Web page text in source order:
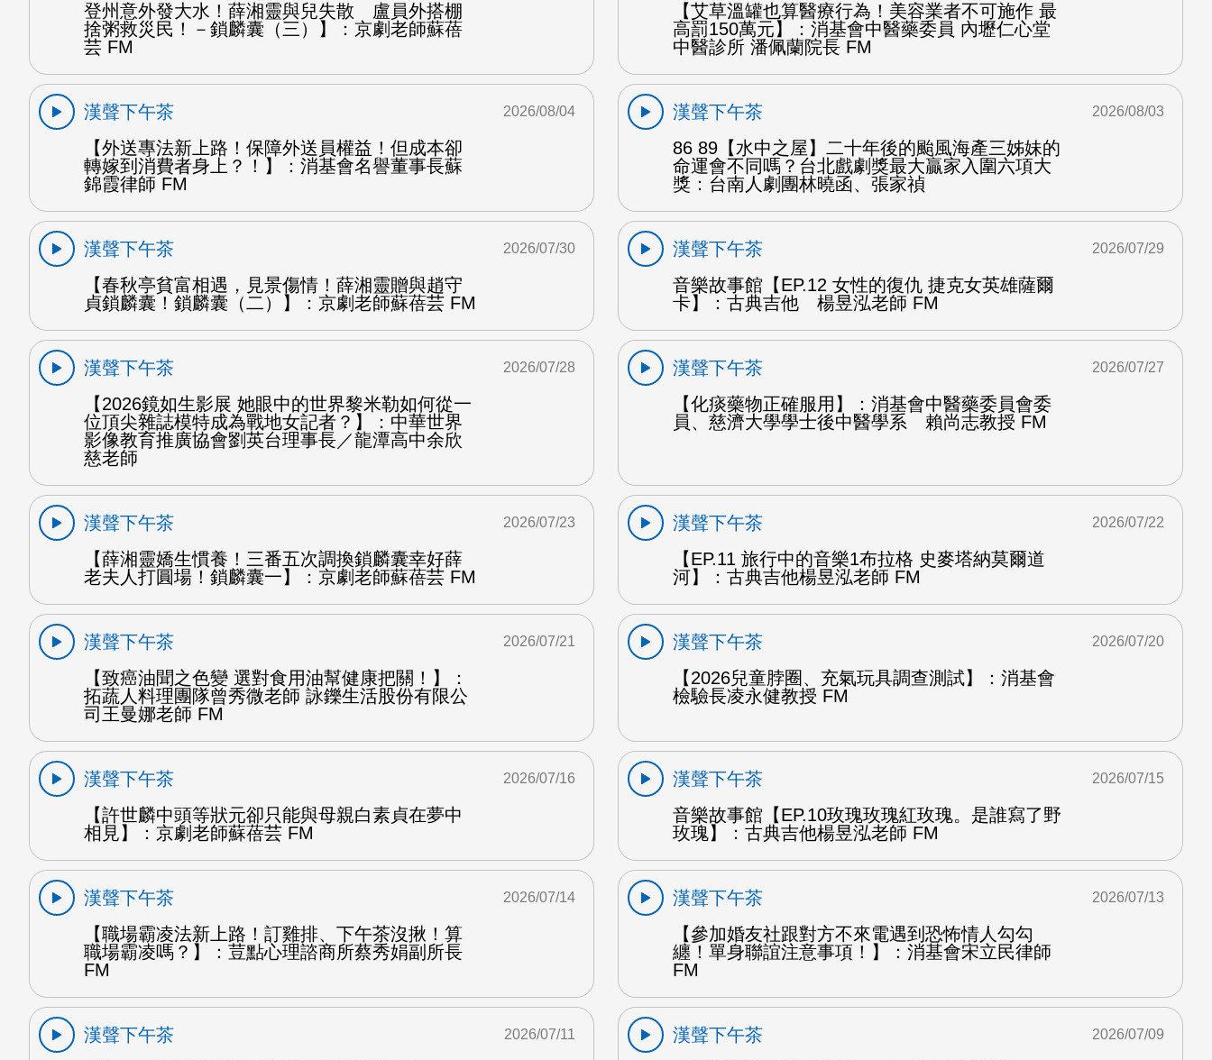
登州意外發大水！薛湘靈與兒失散 盧員外搭棚
捨粥救災民！－鎖麟囊（三）】：京劇老師蘇蓓
芸 FM
【艾草溫罐也算醫療行為！美容業者不可施作 最
高罰150萬元】：消基會中醫藥委員 內壢仁心堂
中醫診所 潘佩蘭院長 FM
漢聲下午茶
【外送專法新上路！保障外送員權益！但成本卻
轉嫁到消費者身上？！】：消基會名譽董事長蘇
錦霞律師 FM
2026/08/04
漢聲下午茶
86 89【水中之屋】二十年後的颱風海產三姊妹的
命運會不同嗎？台北戲劇獎最大贏家入圍六項大
獎：台南人劇團林曉函、張家禎
2026/08/03
漢聲下午茶
【春秋亭貧富相遇，見景傷情！薛湘靈贈與趙守
貞鎖麟囊！鎖麟囊（二）】：京劇老師蘇蓓芸 FM
2026/07/30
漢聲下午茶
音樂故事館【EP.12 女性的復仇 捷克女英雄薩爾
卡】：古典吉他 楊昱泓老師 FM
2026/07/29
漢聲下午茶
【2026鏡如生影展 她眼中的世界黎米勒如何從一
位頂尖雜誌模特成為戰地女記者？】：中華世界
影像教育推廣協會劉英台理事長／龍潭高中余欣
慈老師
2026/07/28
漢聲下午茶
【化痰藥物正確服用】：消基會中醫藥委員會委
員、慈濟大學學士後中醫學系 賴尚志教授 FM
2026/07/27
漢聲下午茶
【薛湘靈嬌生慣養！三番五次調換鎖麟囊幸好薛
老夫人打圓場！鎖麟囊一】：京劇老師蘇蓓芸 FM
2026/07/23
漢聲下午茶
【EP.11 旅行中的音樂1布拉格 史麥塔納莫爾道
河】：古典吉他楊昱泓老師 FM
2026/07/22
漢聲下午茶
【致癌油聞之色變 選對食用油幫健康把關！】：
拓蔬人料理團隊曾秀微老師 詠鑠生活股份有限公
司王曼娜老師 FM
2026/07/21
漢聲下午茶
【2026兒童脖圈、充氣玩具調查測試】：消基會
檢驗長凌永健教授 FM
2026/07/20
漢聲下午茶
【許世麟中頭等狀元卻只能與母親白素貞在夢中
相見】：京劇老師蘇蓓芸 FM
2026/07/16
漢聲下午茶
音樂故事館【EP.10玫瑰玫瑰紅玫瑰。是誰寫了野
玫瑰】：古典吉他楊昱泓老師 FM
2026/07/15
漢聲下午茶
【職場霸凌法新上路！訂雞排、下午茶沒揪！算
職場霸凌嗎？】：荳點心理諮商所蔡秀娟副所長
FM
2026/07/14
漢聲下午茶
【參加婚友社跟對方不來電遇到恐怖情人勾勾
纏！單身聯誼注意事項！】：消基會宋立民律師
FM
2026/07/13
漢聲下午茶
2026/07/11
漢聲下午茶
2026/07/09